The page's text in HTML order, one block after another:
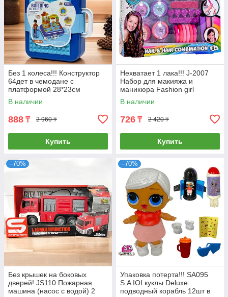
Без 1 колеса!!! Конструктор
64дет в чемодане с
платформой 28*23см
В наличии
888 ₸ 2 960 ₸
Купить
Нехватает 1 лака!!! J-2007
Набор для макияжа и
маникюра Fashion girl
30*26см
В наличии
726 ₸ 2 420 ₸
Купить
–70%
Без крышек на боковых
дверей! JS110 Пожарная
машина (насос с водой) 2
–70%
Упаковка потерта!!! SA095
S.A IOI куклы Deluxe
подводный корабль 12шт в